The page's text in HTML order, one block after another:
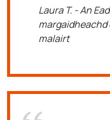
Laura T. - An
malairt